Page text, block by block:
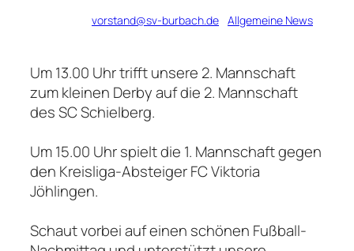
vorstand@sv-burbach.de Allgemeine News
Um 13.00 Uhr trifft unsere 2. Mannschaft
zum kleinen Derby auf die 2. Mannschaft
des SC Schielberg.
Um 15.00 Uhr spielt die 1. Mannschaft gegen
den Kreisliga-Absteiger FC Viktoria
Jöhlingen.
Schaut vorbei auf einen schönen Fußball-